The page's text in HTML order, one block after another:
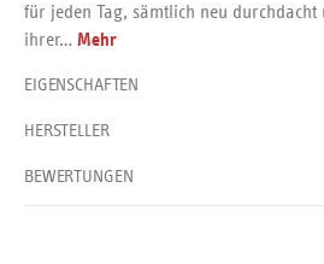
für jeden Tag, sämtlich neu
ihrer… Mehr
EIGENSCHAFTEN
HERSTELLER
BEWERTUNGEN